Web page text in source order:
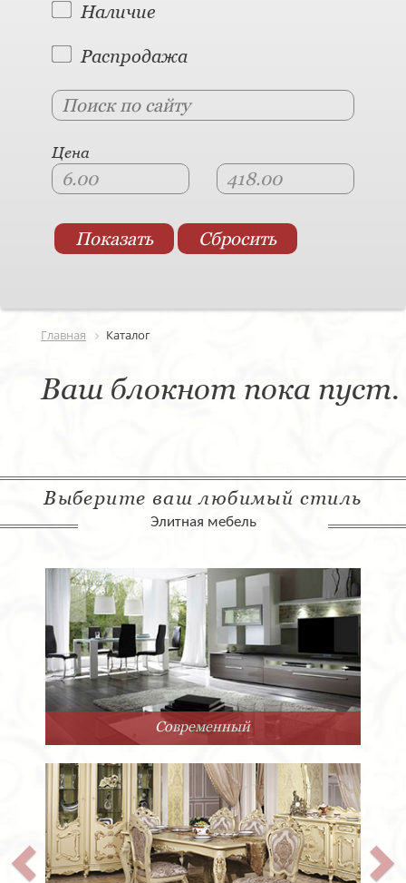
Наличие
Распродажа
Цена
Главная Каталог
Ваш блокнот пока пуст.
Выберите ваш любимый стиль
Элитная мебель
Современный